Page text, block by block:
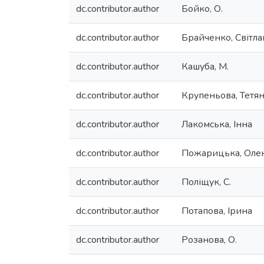
dc.contributor.author Бойко, О.
dc.contributor.author Брайченко,
dc.contributor.author Кашуба, М.
dc.contributor.author Крупеньова,
dc.contributor.author Лакомська, Інна
dc.contributor.author Пожарицька,
dc.contributor.author Поліщук, С.
dc.contributor.author Потапова, Ірина
dc.contributor.author Розанова, О.